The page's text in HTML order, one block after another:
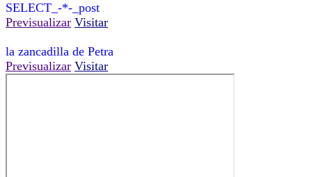
SELECT_-*-_post
Previsualizar Visitar
la zancadilla de Petra
Previsualizar Visitar